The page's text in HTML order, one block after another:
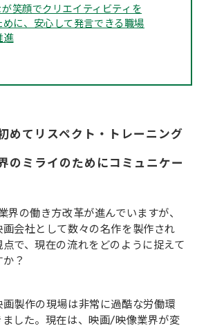
笑顔でクリエイティビティを
めに、安心して発言できる職場
進
めてリスペクト・トレーニング
のミライのためにコミュニケー
の働き方改革が進んでいますが、
画会社として数々の名作を製作され
で、現在の流れをどのように捉えて
？
画製作の現場は非常に過酷な労働環
ました。現在は、映画/映像業界が変